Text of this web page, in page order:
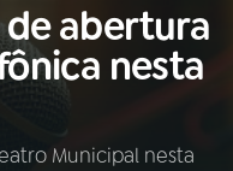
AO VIVO
abertura
nesta
Municipal nesta